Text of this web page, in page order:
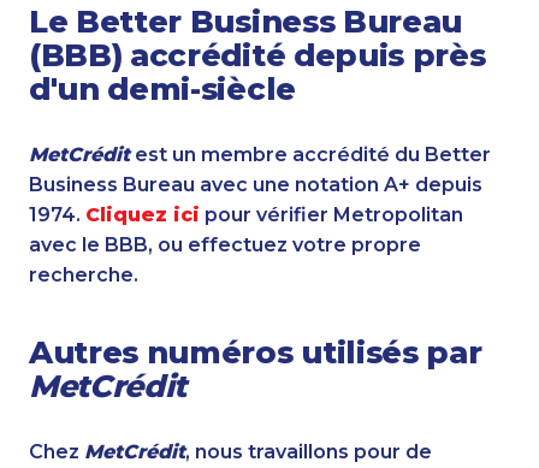
Le Better Business Bureau
(BBB) accrédité depuis près
d'un demi-siècle
MetCréditest un membre accrédité du Better
Business Bureau avec une notation A+ depuis
1974. Cliquez ici pour vérifier Metropolitan
avec le BBB, ou effectuez votre propre
recherche.
Autres numéros utilisés par
MetCrédit
Chez MetCrédit, nous travaillons pour de